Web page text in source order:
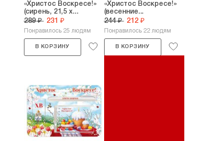
«Христос Воскресе!»
(сирень, 21,5 х...
289 ₽ 231 ₽
Понравилось 25 людям
В КОРЗИНУ
«Христос Воскресе!»
(весенние...
244 ₽ 212 ₽
Понравилось 22 людям
В КОРЗИНУ